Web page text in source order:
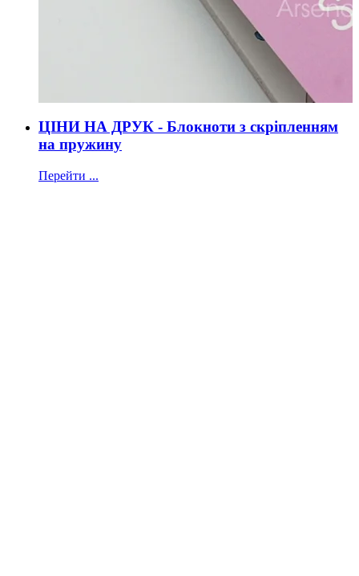
ЦІНИ НА ДРУК - Блокноти з скріпленням
на пружину
Перейти ...